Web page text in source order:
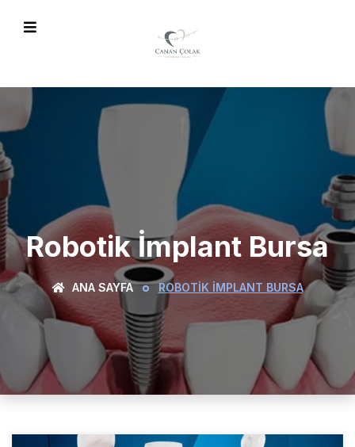
Robotik İmplant Bursa
ANA SAYFA ROBOTIK İMPLANT BURSA